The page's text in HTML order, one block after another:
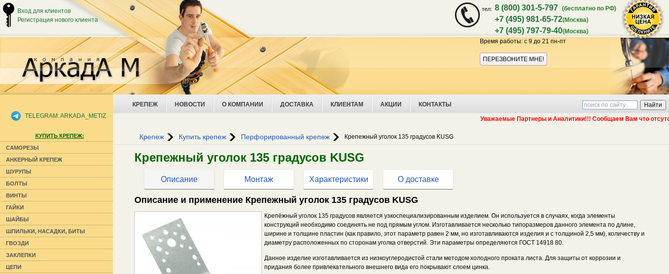
тел: 8 (800) 301-5-797 (бесплатно по РФ)
+7 (495) 981-65-72(Москва)
+7 (495) 797-79-40(Москва)
Время работы: с 9 до 21 пн-пт
ПЕРЕЗВОНИТЕ МНЕ!
Акция:
низкой цены!
КРЕПЕЖ НОВОСТИ О КОМПАНИИ ДОСТАВКА КЛИЕНТАМ АКЦИИ КОНТАКТЫ
Уважаемые Партнеры и Аналитики!!! Сообщаем Вам что отсутствие
Крепеж Купить крепеж Перфорированный крепеж Крепежный уголок 135 градусов KUSG
Крепежный уголок 135 градусов KUSG
Описание Монтаж Характеристики О доставке
Описание и применение Крепежный уголок 135 градусов KUSG
Крепёжный уголок 135 градусов является узкоспециализированным изделием. Он используется в случаях, когда элементы
конструкций необходимо соединять не под прямым углом. Изготавливается несколько типоразмеров данного элемента по длине,
ширине и толщине пластин (как правило, этот параметр равен 2 мм, но изготавливаются изделия и с толщиной 2,5 мм), количеству и
диаметру расположенных по сторонам уголка отверстий. Эти параметры определяются ГОСТ 14918 80.
Данное изделие изготавливается из низкоуглеродистой стали методом холодного проката листа. Для защиты от коррозии и
придания более привлекательного внешнего вида его покрывают слоем цинка.
TELEGRAM: ARKADA_METIZ
КУПИТЬ КРЕПЕЖ:
САМОРЕЗЫ
АНКЕРНЫЙ КРЕПЕЖ
ШУРУПЫ
БОЛТЫ
ВИНТЫ
ГАЙКИ
ШАЙБЫ
ШПИЛЬКИ, НАСАДКИ, БИТЫ
ГВОЗДИ
ЗАКЛЕПКИ
ЦЕПИ
Вход для клиентов
Регистрация нового клиента